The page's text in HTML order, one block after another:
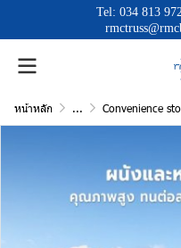
Tel: 034 813
หน้าหลัก ... Convenience